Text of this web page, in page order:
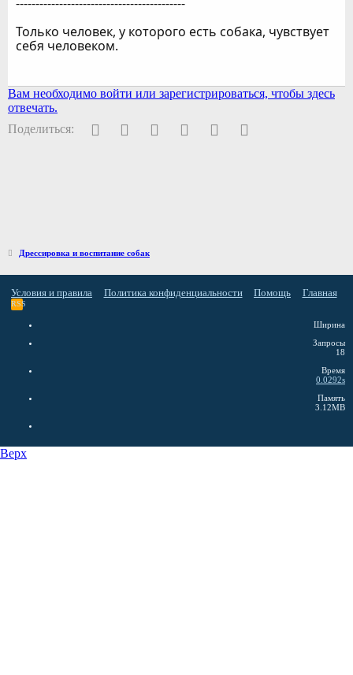
-------------------------------------------
Только человек, у которого есть собака, чувствует
себя человеком.
Вам необходимо войти или зарегистрироваться, чтобы здесь
отвечать.
Поделиться:
FacebookTwitter PinterestWhatsAppЭлектронная почта
Дрессировка и воспитание собак
Условия и правила Политика конфиденциальности Помощь Главная
RSS
Ширина
Запросы
18
Время
0.0292s
Память
3.12MB
Верх